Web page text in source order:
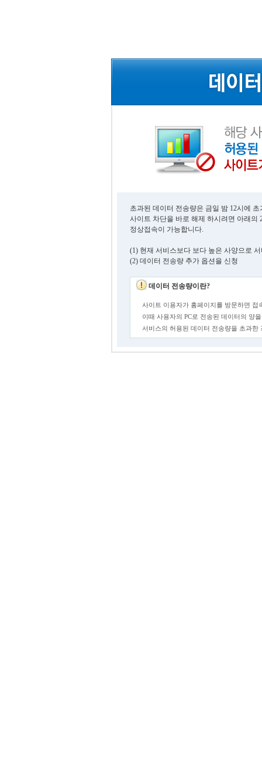
초과된 데이터 전송량은 금일 밤 12시에
사이트 차단을 바로 해제 하시려면 아래의
정상접속이 가능합니다.
(1) 현재 서비스보다 보다 높은 사양으로
(2) 데이터 전송량 추가 옵션을 신청
데이터 전송량이란?
사이트 이용자가 홈페이지를 방문하면 접
이때 사용자의 PC로 전송된 데이터의 양
서비스의 허용된 데이터 전송량을 초과